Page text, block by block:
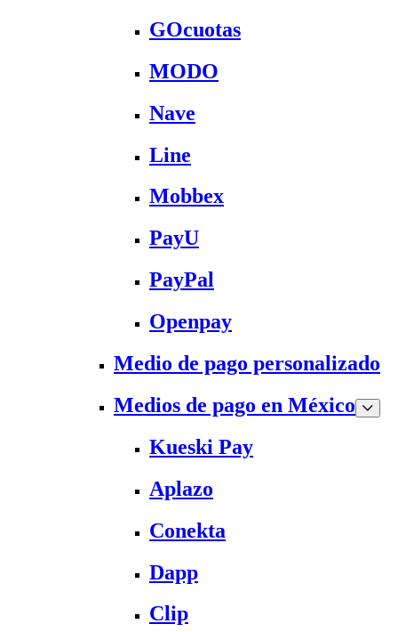
GOcuotas
MODO
Nave
Line
Mobbex
PayU
PayPal
Openpay
Medio de pago personalizado
Medios de pago en México
Kueski Pay
Aplazo
Conekta
Dapp
Clip